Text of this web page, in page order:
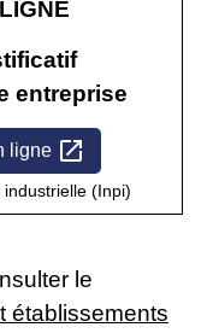
entreprise
ligne open_in_new
(Inpi)
le
établissements